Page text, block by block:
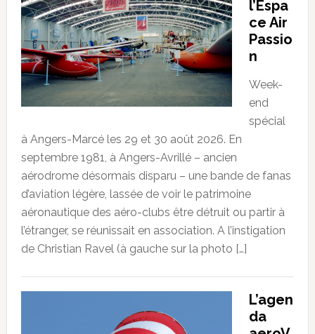
l’Espa
ce Air
Passio
n
Week-
end
spécial
à Angers-Marcé les 29 et 30 août 2026. En
septembre 1981, à Angers-Avrillé – ancien
aérodrome désormais disparu – une bande de fanas
d’aviation légère, lassée de voir le patrimoine
aéronautique des aéro-clubs être détruit ou partir à
l’étranger, se réunissait en association. A l’instigation
de Christian Ravel (à gauche sur la photo […]
L’agen
da